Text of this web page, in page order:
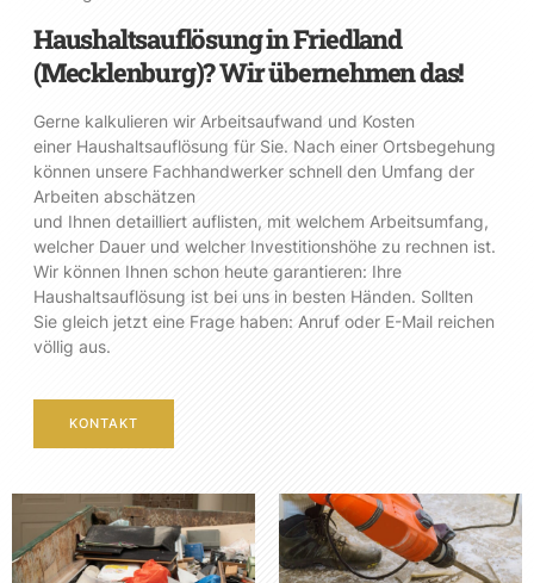
Haushaltsauflösung in Friedland
(Mecklenburg)? Wir übernehmen das!
Gerne kalkulieren wir Arbeitsaufwand und Kosten
einer Haushaltsauflösung für Sie. Nach einer Ortsbegehung
können unsere Fachhandwerker schnell den Umfang der
Arbeiten abschätzen
und Ihnen detailliert auflisten, mit welchem Arbeitsumfang,
welcher Dauer und welcher Investitionshöhe zu rechnen ist.
Wir können Ihnen schon heute garantieren: Ihre
Haushaltsauflösung ist bei uns in besten Händen. Sollten
Sie gleich jetzt eine Frage haben: Anruf oder E-Mail reichen
völlig aus.
KONTAKT